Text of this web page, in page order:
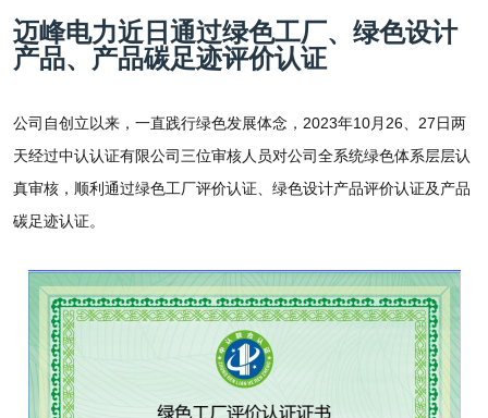
迈峰电力近日通过绿色工厂、绿色设计
产品、产品碳足迹评价认证
公司自创立以来，一直践行绿色发展体念，2023年10月26、27日两
天经过中认认证有限公司三位审核人员对公司全系统绿色体系层层认
真审核，顺利通过绿色工厂评价认证、绿色设计产品评价认证及产品
碳足迹认证。